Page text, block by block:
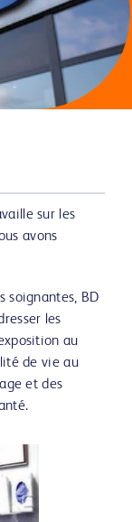
sur les
avons
soignantes, BD
les
au
de vie au
et des